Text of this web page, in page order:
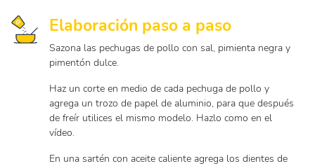
Elaboración paso a paso
Sazona las pechugas de pollo con sal, pimienta negra y
pimentón dulce.
Haz un corte en medio de cada pechuga de pollo y
agrega un trozo de papel de aluminio, para que después
de freír utilices el mismo modelo. Hazlo como en el
vídeo.
En una sartén con aceite caliente agrega los dientes de